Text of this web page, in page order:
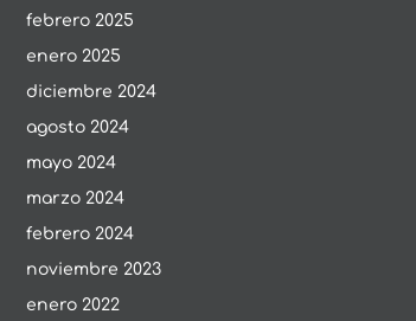
febrero 2025
enero 2025
diciembre 2024
agosto 2024
mayo 2024
marzo 2024
febrero 2024
noviembre 2023
enero 2022